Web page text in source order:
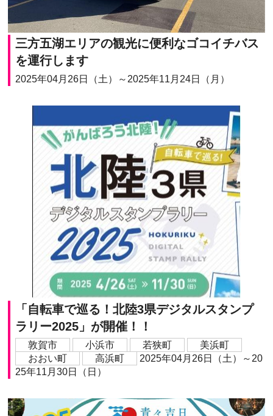
三方五湖エリアの観光に便利なゴコイチバス
を運行します
2025年04月26日（土）～2025年11月24日（月）
「自転車で巡る！北陸3県デジタルスタンプ
ラリー2025」が開催！！
敦賀市 小浜市 若狭町
美浜町
おおい町
高浜町
2025年04月26日（土）～20
25年11月30日（日）